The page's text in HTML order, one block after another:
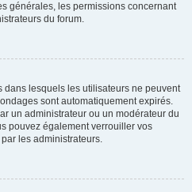
générales, les permissions concernant
du forum.
dans lesquels les utilisateurs ne peuvent
sont automatiquement expirés.
un administrateur ou un modérateur du
pouvez également verrouiller vos
les administrateurs.